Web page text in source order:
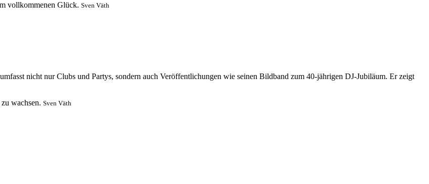
vollkommenen Glück. Sven Väth
nicht nur Clubs und Partys, sondern auch Veröffentlichungen wie seinen Bildband zum 40-jährigen DJ-Jubiläum. Er zeigt
wachsen. Sven Väth